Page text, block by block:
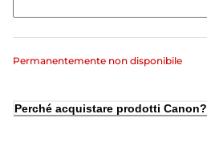
Permanentemente non disponibile
Perché acquistare prodotti Canon?